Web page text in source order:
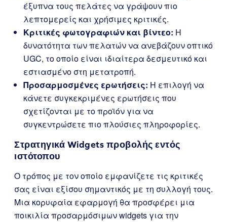
έξυπνα τους πελάτες να γράψουν πιο
λεπτομερείς και χρήσιμες κριτικές.
Κριτικές φωτογραφιών και βίντεο: Η
δυνατότητα των πελατών να ανεβάζουν οπτικό
UGC, το οποίο είναι ιδιαίτερα δεσμευτικό και
εστιασμένο στη μετατροπή.
Προσαρμοσμένες ερωτήσεις: Η επιλογή να
κάνετε συγκεκριμένες ερωτήσεις που
σχετίζονται με το προϊόν για να
συγκεντρώσετε πιο πλούσιες πληροφορίες.
Στρατηγικά Widgets προβολής εντός
ιστότοπου
Ο τρόπος με τον οποίο εμφανίζετε τις κριτικές
σας είναι εξίσου σημαντικός με τη συλλογή τους.
Μια κορυφαία εφαρμογή θα προσφέρει μια
ποικιλία προσαρμόσιμων widgets για την